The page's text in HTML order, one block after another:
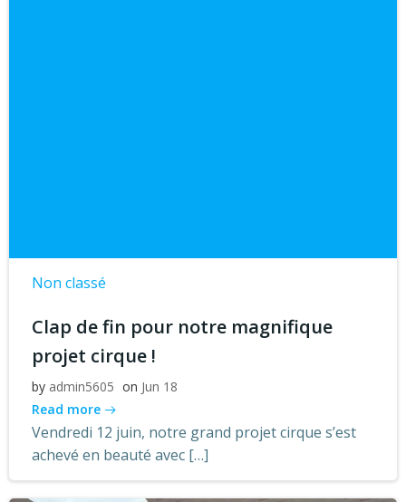
Non classé
Clap de fin pour notre magnifique
projet cirque !
by admin5605 on Jun 18
Read more
Vendredi 12 juin, notre grand projet cirque s’est
achevé en beauté avec […]